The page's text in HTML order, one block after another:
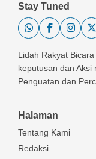
Stay Tuned
Lidah Rakyat
keputusan dan Aksi
Penguatan dan
Halaman
Tentang Kami
Redaksi